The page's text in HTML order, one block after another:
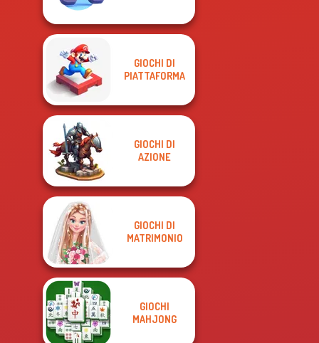
GIOCHI DI
PIATTAFORMA
GIOCHI DI
AZIONE
GIOCHI DI
MATRIMONIO
GIOCHI
MAHJONG